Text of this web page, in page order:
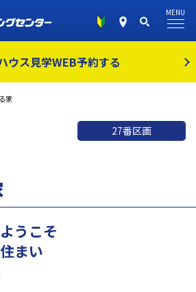
ウス見学WEB予約する
MENU
家
27番区画
うこそ
まい